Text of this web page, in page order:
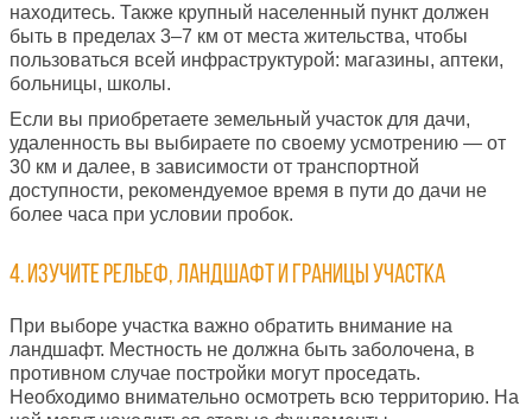
находитесь. Также крупный населенный пункт должен
быть в пределах 3–7 км от места жительства, чтобы
пользоваться всей инфраструктурой: магазины, аптеки,
больницы, школы.
Если вы приобретаете земельный участок для дачи,
удаленность вы выбираете по своему усмотрению — от
30 км и далее, в зависимости от транспортной
доступности, рекомендуемое время в пути до дачи не
более часа при условии пробок.
4. Изучите рельеф, ландшафт и границы участка
При выборе участка важно обратить внимание на
ландшафт. Местность не должна быть заболочена, в
противном случае постройки могут проседать.
Необходимо внимательно осмотреть всю территорию. На